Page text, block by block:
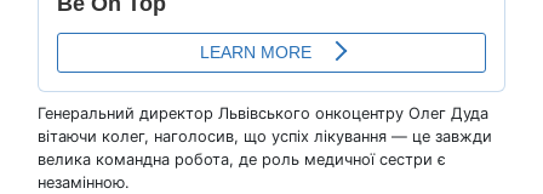
Генеральний директор Львівського онкоцентру Олег Дуда
вітаючи колег, наголосив, що успіх лікування — це завжди
велика командна робота, де роль медичної сестри є
незамінною.